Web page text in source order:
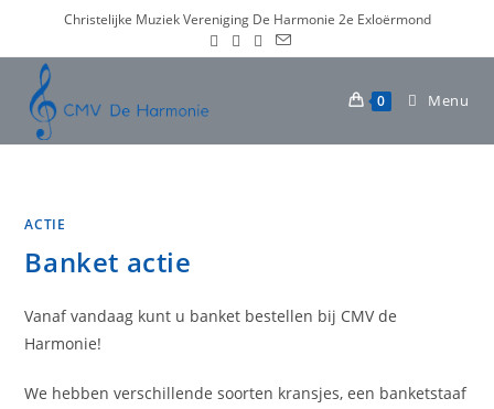
inhoud
Christelijke Muziek Vereniging De Harmonie 2e Exloërmond
0 Menu
ACTIE
Banket actie
Vanaf vandaag kunt u banket bestellen bij CMV de
Harmonie!
We hebben verschillende soorten kransjes, een banketstaaf